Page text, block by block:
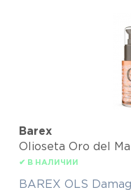
Barex
Olioseta Oro del
✔ В НАЛИЧИИ
BAREX OLS